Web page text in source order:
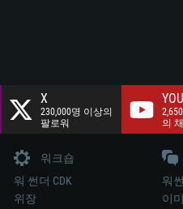
X
230,000명 이상의
팔로워
의
워크숍
워 썬더 CDK
위장
워
이